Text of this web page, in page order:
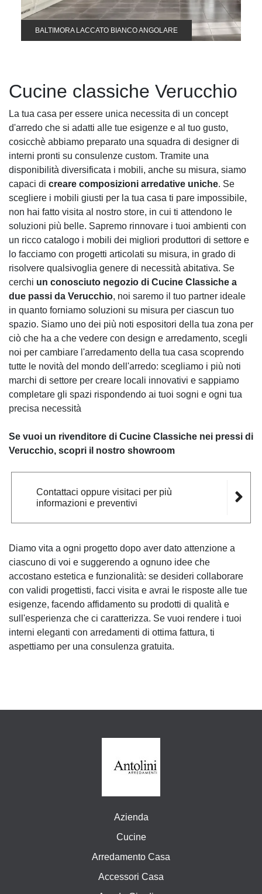
BALTIMORA LACCATO BIANCO ANGOLARE
Cucine classiche Verucchio
La tua casa per essere unica necessita di un concept
d'arredo che si adatti alle tue esigenze e al tuo gusto,
cosicchè abbiamo preparato una squadra di designer di
interni pronti su consulenze custom. Tramite una
disponibilità diversificata i mobili, anche su misura, siamo
capaci di creare composizioni arredative uniche. Se
scegliere i mobili giusti per la tua casa ti pare impossibile,
non hai fatto visita al nostro store, in cui ti attendono le
soluzioni più belle. Sapremo rinnovare i tuoi ambienti con
un ricco catalogo i mobili dei migliori produttori di settore e
lo facciamo con progetti articolati su misura, in grado di
risolvere qualsivoglia genere di necessità abitativa. Se
cerchi un conosciuto negozio di Cucine Classiche a
due passi da Verucchio, noi saremo il tuo partner ideale
in quanto forniamo soluzioni su misura per ciascun tuo
spazio. Siamo uno dei più noti espositori della tua zona per
ciò che ha a che vedere con design e arredamento, scegli
noi per cambiare l'arredamento della tua casa scoprendo
tutte le novità del mondo dell'arredo: scegliamo i più noti
marchi di settore per creare locali innovativi e sappiamo
completare gli spazi rispondendo ai tuoi sogni e ogni tua
precisa necessità
Se vuoi un rivenditore di Cucine Classiche nei pressi di
Verucchio, scopri il nostro showroom
Contattaci oppure visitaci per più
informazioni e preventivi
Diamo vita a ogni progetto dopo aver dato attenzione a
ciascuno di voi e suggerendo a ognuno idee che
accostano estetica e funzionalità: se desideri collaborare
con validi progettisti, facci visita e avrai le risposte alle tue
esigenze, facendo affidamento su prodotti di qualità e
sull'esperienza che ci caratterizza. Se vuoi rendere i tuoi
interni eleganti con arredamenti di ottima fattura, ti
aspettiamo per una consulenza gratuita.
Azienda
Cucine
Arredamento Casa
Accessori Casa